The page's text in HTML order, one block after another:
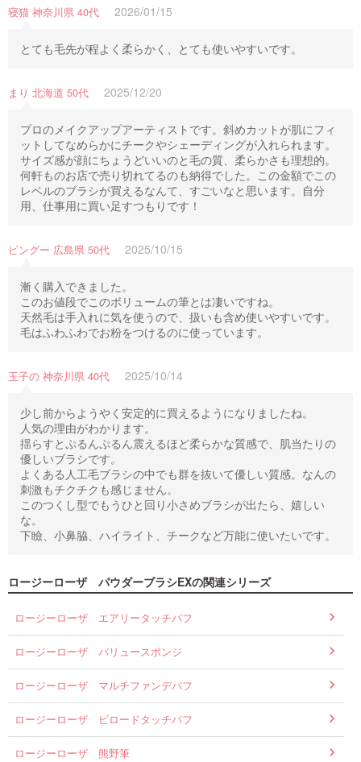
寝猫 神奈川県 40代 2026/01/15
とても毛先が程よく柔らかく、とても使いやすいです。
まり 北海道 50代 2025/12/20
プロのメイクアップアーティストです。斜めカットが肌にフィ
ットしてなめらかにチークやシェーディングが入れられます。
サイズ感が顔にちょうどいいのと毛の質、柔らかさも理想的。
何軒ものお店で売り切れてるのも納得でした。この金額でこの
レベルのブラシが買えるなんて、すごいなと思います。自分
用、仕事用に買い足すつもりです！
ピングー 広島県 50代 2025/10/15
漸く購入できました。
このお値段でこのボリュームの筆とは凄いですね。
天然毛は手入れに気を使うので、扱いも含め使いやすいです。
毛はふわふわでお粉をつけるのに使っています。
玉子の 神奈川県 40代 2025/10/14
少し前からようやく安定的に買えるようになりましたね。
人気の理由がわかります。
揺らすとぷるんぷるん震えるほど柔らかな質感で、肌当たりの
優しいブラシです。
よくある人工毛ブラシの中でも群を抜いて優しい質感。なんの
刺激もチクチクも感じません。
このつくし型でもうひと回り小さめブラシが出たら、嬉しい
な。
下瞼、小鼻脇、ハイライト、チークなど万能に使いたいです。
ロージーローザ パウダーブラシEXの関連シリーズ
ロージーローザ エアリータッチパフ
ロージーローザ バリュースポンジ
ロージーローザ マルチファンデパフ
ロージーローザ ビロードタッチパフ
ロージーローザ 熊野筆